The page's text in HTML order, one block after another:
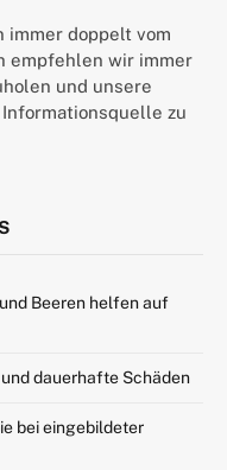
immer doppelt vom
empfehlen wir immer
und unsere
zu
Beeren helfen auf
dauerhafte Schäden
bei eingebildeter